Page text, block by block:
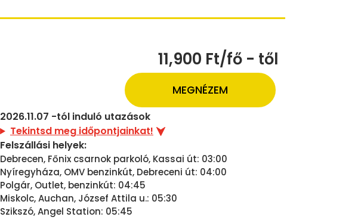
11,900 Ft/fő - től
MEGNÉZEM
2026.11.07 -tól induló utazások
Tekintsd meg időpontjainkat!
Felszállási helyek:
Debrecen, Főnix csarnok parkoló, Kassai út: 03:00
Nyíregyháza, OMV benzinkút, Debreceni út: 04:00
Polgár, Outlet, benzinkút: 04:45
Miskolc, Auchan, József Attila u.: 05:30
Szikszó, Angel Station: 05:45